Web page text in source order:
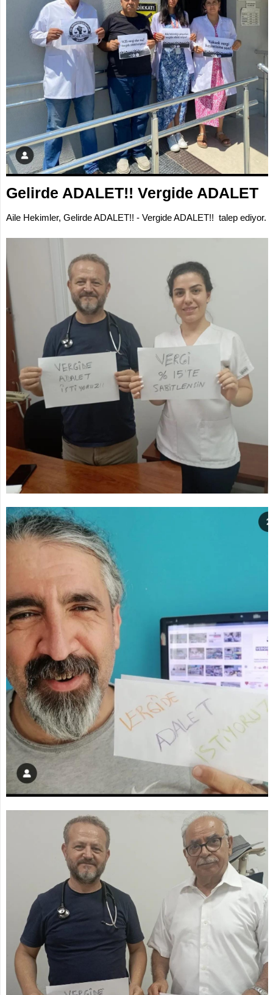
KOMİSYONLAR
İLETİŞİM
Gelirde ADALET!! Vergide ADALET
Aile Hekimler, Gelirde ADALET!! - Vergide ADALET!! talep ediyor.